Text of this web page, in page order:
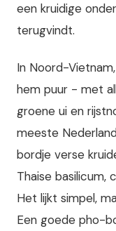
een kruidige
terugvindt.
In Noord-
hem puur - met
groene ui en
meeste
bordje verse
Thaise basilicum,
Het lijkt simpel,
Een goede pho-